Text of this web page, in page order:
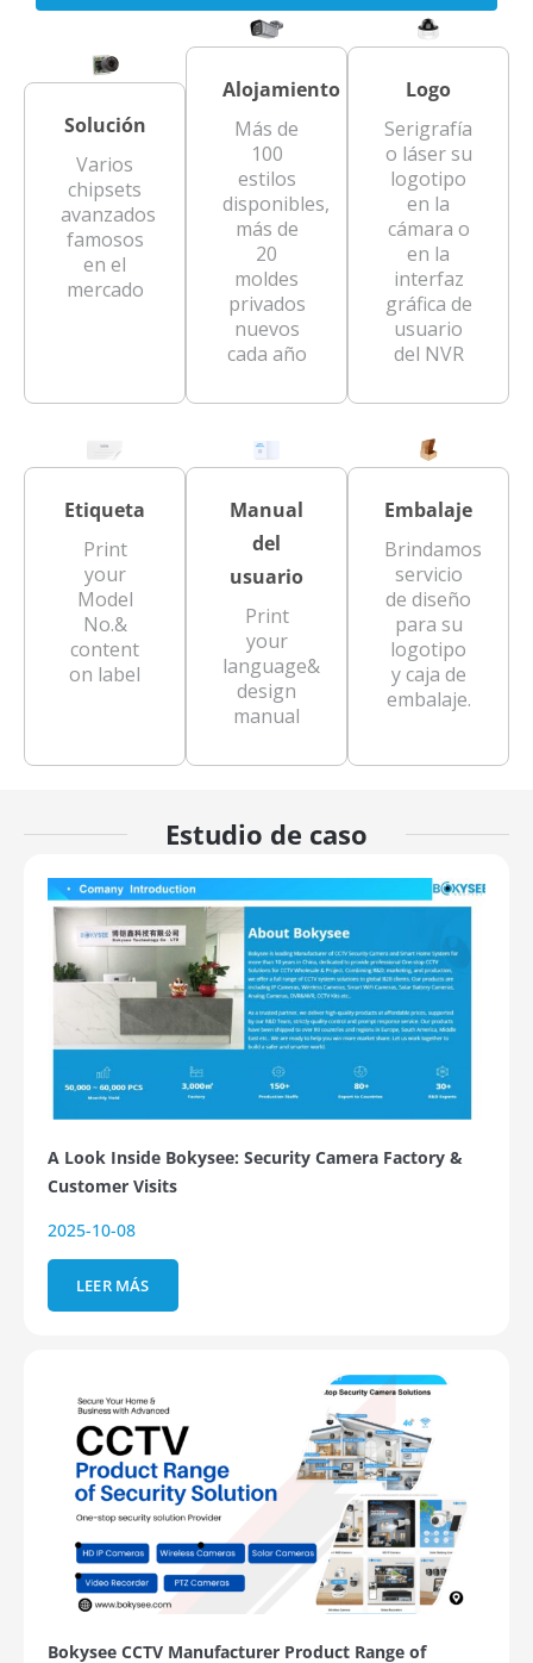
Solución
Varios
chipsets
avanzados
famosos
en el
mercado
Alojamiento
Más de
100
estilos
disponibles,
más de
20
moldes
privados
nuevos
cada año
Logo
Serigrafía
o láser su
logotipo
en la
cámara o
en la
interfaz
gráfica de
usuario
del NVR
Etiqueta
Print
your
Model
No.&
content
on label
Manual
del
usuario
Print
your
language&
design
manual
Embalaje
Brindamos
servicio
de diseño
para su
logotipo
y caja de
embalaje.
Estudio de caso
A Look Inside Bokysee: Security Camera Factory &
Customer Visits
2025-10-08
LEER MÁS
Bokysee CCTV Manufacturer Product Range of